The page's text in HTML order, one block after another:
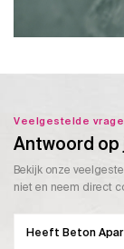
Veelgestelde
Antwoord op
Bekijk onze
niet en neem direct
Heeft Beton